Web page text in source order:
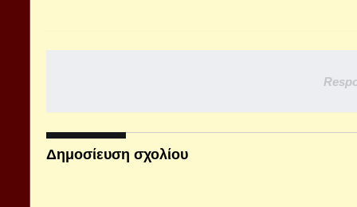
Δημοσίευση σχολίου